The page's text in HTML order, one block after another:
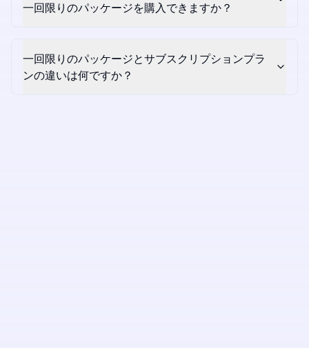
一回限りのパッケージを購入できますか？
一回限りのパッケージとサブスクリプションプラ
ンの違いは何ですか？